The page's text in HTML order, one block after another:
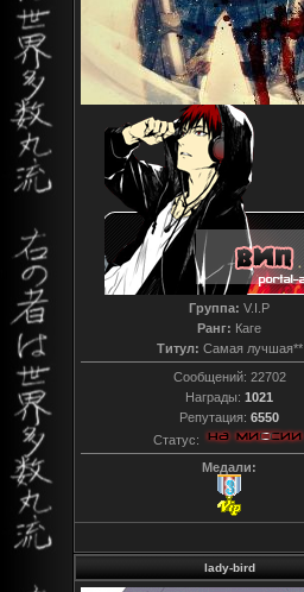
Группа: V.I.P
Ранг: Каге
Титул: Самая лучшая**
Сообщений: 22702
Награды: 1021
Репутация: 6550
Статус:
Медали:
lady-bird